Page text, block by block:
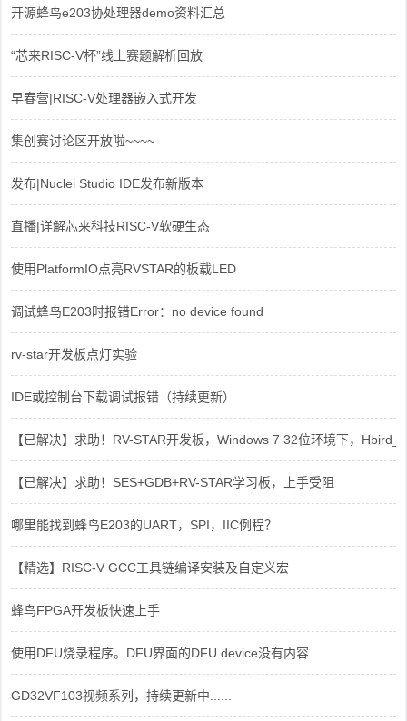
开源蜂鸟e203协处理器demo资料汇总
“芯来RISC-V杯”线上赛题解析回放
早春营|RISC-V处理器嵌入式开发
集创赛讨论区开放啦~~~~
发布|Nuclei Studio IDE发布新版本
直播|详解芯来科技RISC-V软硬生态
使用PlatformIO点亮RVSTAR的板载LED
调试蜂鸟E203时报错Error：no device found
rv-star开发板点灯实验
IDE或控制台下载调试报错（持续更新）
【已解决】求助！RV-STAR开发板，Windows 7 32位环境下，
【已解决】求助！SES+GDB+RV-STAR学习板，上手受阻
哪里能找到蜂鸟E203的UART，SPI，IIC例程？
【精选】RISC-V GCC工具链编译安装及自定义宏
蜂鸟FPGA开发板快速上手
使用DFU烧录程序。DFU界面的DFU device没有内容
GD32VF103视频系列，持续更新中......